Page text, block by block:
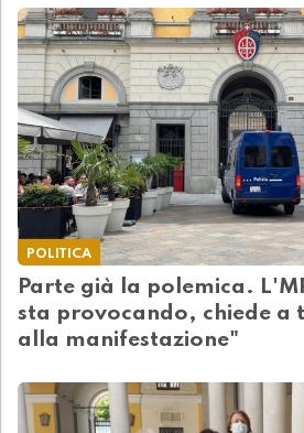
POLITICA
Parte già la polemica.
sta provocando, chiede a
alla manifestazione"